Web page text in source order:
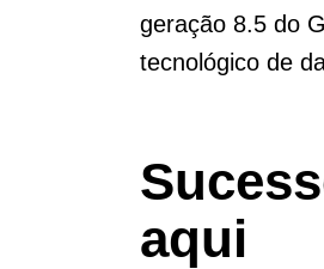
geração 8.5 do
tecnológico de
aqui